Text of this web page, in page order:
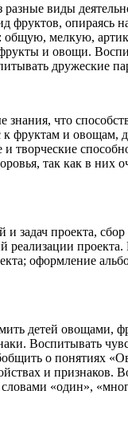
виды
опираясь
общую, мелкую,
и овощи.
дружеские
что
и овощам,
так как в них
задач проекта,
проекта.
оформление
детей овощами,
Воспитывать
о понятиях
и
«один»,